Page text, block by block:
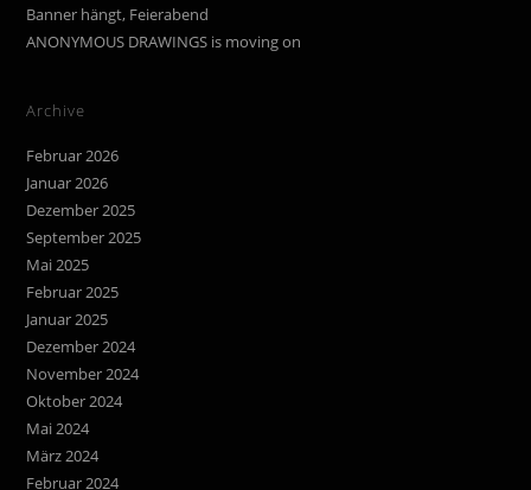
Banner hängt, Feierabend
ANONYMOUS DRAWINGS is moving on
Archive
Februar 2026
Januar 2026
Dezember 2025
September 2025
Mai 2025
Februar 2025
Januar 2025
Dezember 2024
November 2024
Oktober 2024
Mai 2024
März 2024
Februar 2024